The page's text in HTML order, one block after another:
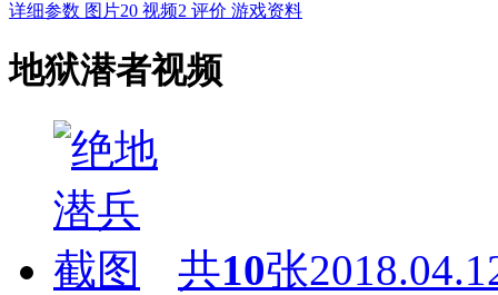
详细参数 图片20 视频2 评价 游戏资料
地狱潜者视频
共10张